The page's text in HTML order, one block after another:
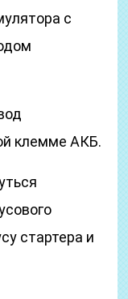
с
клемме АКБ.
стартера и